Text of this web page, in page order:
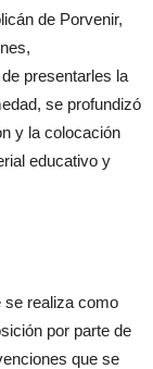
de Porvenir,
presentarles la
se profundizó
y la colocación
educativo y
se realiza como
por parte de
que se